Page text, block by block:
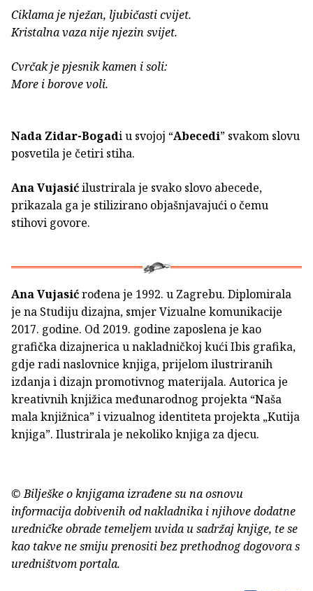
Ciklama je nježan, ljubičasti cvijet.
Kristalna vaza nije njezin svijet.
Cvrčak je pjesnik kamen i soli:
More i borove voli.
Nada Zidar-Bogadi u svojoj “Abecedi” svakom slovu
posvetila je četiri stiha.
Ana Vujasićilustrirala je svako slovo abecede,
prikazala ga je stilizirano objašnjavajući o čemu
stihovi govore.
Ana Vujasićrođena je 1992. u Zagrebu. Diplomirala
je na Studiju dizajna, smjer Vizualne komunikacije
2017. godine. Od 2019. godine zaposlena je kao
grafička dizajnerica u nakladničkoj kući Ibis grafika,
gdje radi naslovnice knjiga, prijelom ilustriranih
izdanja i dizajn promotivnog materijala. Autorica je
kreativnih knjižica međunarodnog projekta “Naša
mala knjižnica” i vizualnog identiteta projekta „Kutija
knjiga”. Ilustrirala je nekoliko knjiga za djecu.
© Bilješke o knjigama izrađene su na osnovu
informacija dobivenih od nakladnika i njihove dodatne
uredničke obrade temeljem uvida u sadržaj knjige, te se
kao takve ne smiju prenositi bez prethodnog dogovora s
uredništvom portala.